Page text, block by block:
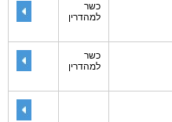
כשר
למהדרין
כשר
למהדרין